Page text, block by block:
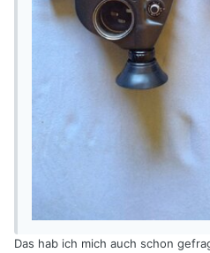
Das hab ich mich auch schon